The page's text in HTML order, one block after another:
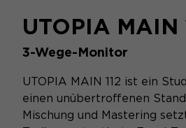
UTOPIA MAIN
3-Wege-Monitor
UTOPIA MAIN 112 ist ein
einen unübertroffenen
Mischung und Mastering